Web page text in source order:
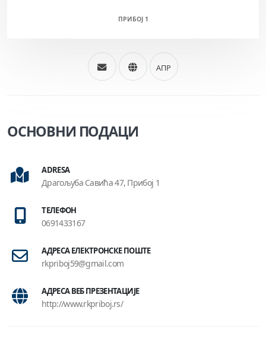
ПРИБОЈ 1
АПР
ОСНОВНИ ПОДАЦИ
ADRESA
Драгољуба Савића 47, Прибој 1
ТЕЛЕФОН
0691433167
АДРЕСА ЕЛЕКТРОНСКЕ ПОШТЕ
rkpriboj59@gmail.com
АДРЕСА ВЕБ ПРЕЗЕНТАЦИЈЕ
http://www.rkpriboj.rs/